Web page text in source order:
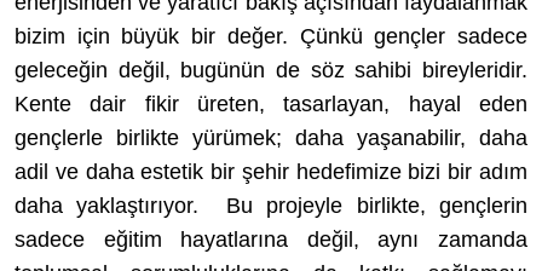
bizim için büyük bir değer. Çünkü gençler sadece
geleceğin değil, bugünün de söz sahibi bireyleridir.
Kente dair fikir üreten, tasarlayan, hayal eden
gençlerle birlikte yürümek; daha yaşanabilir, daha
adil ve daha estetik bir şehir hedefimize bizi bir adım
daha yaklaştırıyor. Bu projeyle birlikte, gençlerin
sadece eğitim hayatlarına değil, aynı zamanda